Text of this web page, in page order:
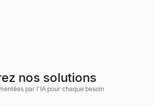
nos solutions
par l'IA pour chaque besoin